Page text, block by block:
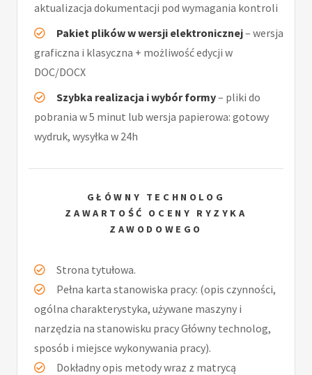
aktualizacja dokumentacji pod wymagania kontroli
Pakiet plików w wersji elektronicznej– wersja
graficzna i klasyczna + możliwość edycji w
DOC/DOCX
Szybka realizacja i wybór formy– pliki do
pobrania w 5 minut lub wersja papierowa: gotowy
wydruk, wysyłka w 24h
GŁÓWNY TECHNOLOG
ZAWARTOŚĆ OCENY RYZYKA
ZAWODOWEGO
Strona tytułowa.
Pełna karta stanowiska pracy: (opis czynności,
ogólna charakterystyka, używane maszyny i
narzędzia na stanowisku pracy Główny technolog,
sposób i miejsce wykonywania pracy).
Dokładny opis metody wraz z matrycą